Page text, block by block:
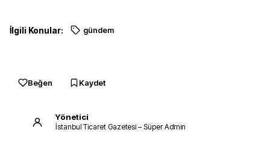
İlgili Konular: gündem
Beğen Kaydet
Yönetici
İstanbul Ticaret Gazetesi – Süper Admin